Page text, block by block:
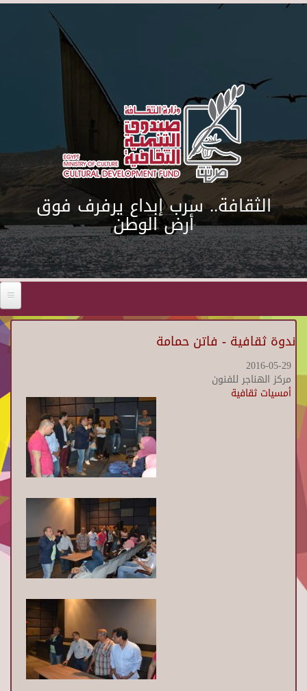
Skip to main content
الثقافة.. سرب إبداع يرفرف فوق
أرض الوطن
ندوة ثقافية - فاتن حمامة
2016-05-29
مركز الهناجر للفنون
أمسيات ثقافية